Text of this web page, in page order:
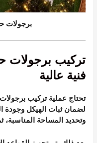
برجولات
تركيب برجولات
فنية عالية
تحتاج عملية تركيب
لضمان ثبات الهيكل وجودة
وتحديد المساحة المناسبة،